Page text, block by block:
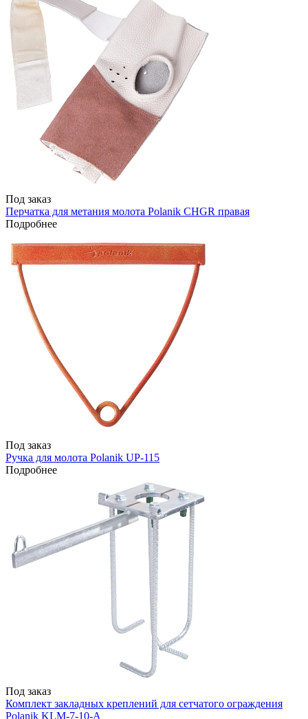
Под заказ
Перчатка для метания молота Polanik CHGR правая
Подробнее
Под заказ
Ручка для молота Polanik UP-115
Подробнее
Под заказ
Комплект закладных креплений для сетчатого ограждения
Polanik KLM-7-10-A